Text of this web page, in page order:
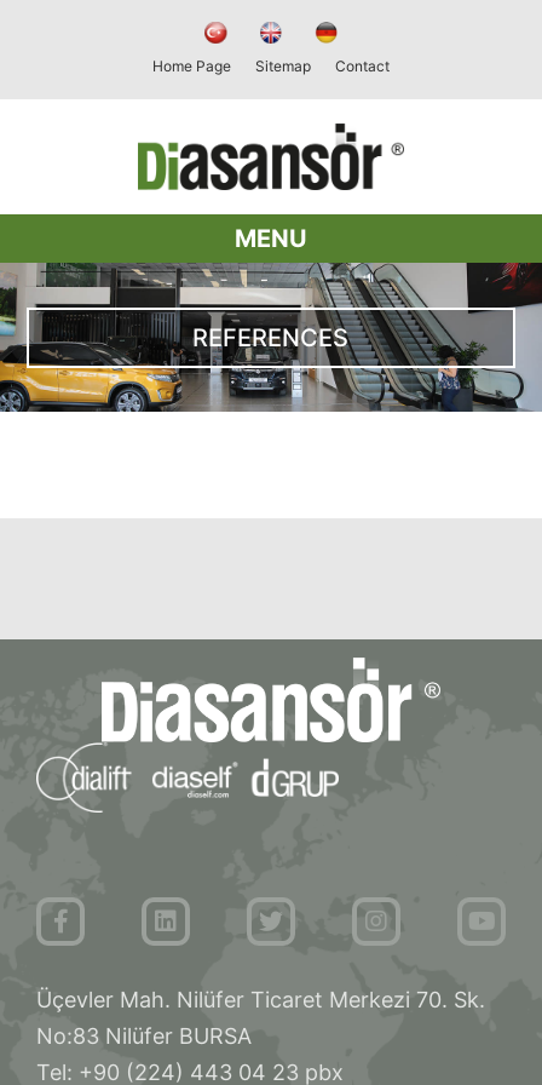
Home Page Sitemap Contact
MENU
REFERENCES
Üçevler Mah. Nilüfer Ticaret Merkezi 70. Sk.
No:83 Nilüfer BURSA
Tel: +90 (224) 443 04 23 pbx